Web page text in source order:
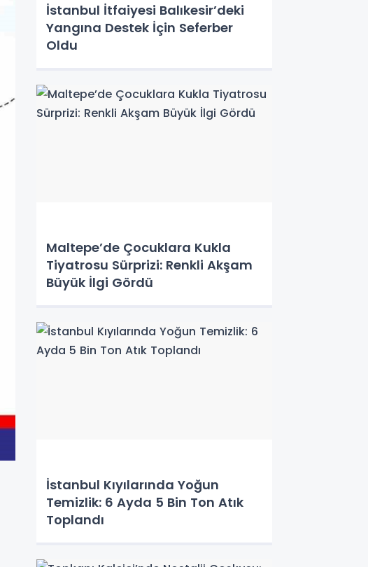
İstanbul İtfaiyesi Balıkesir’deki
Yangına Destek İçin Seferber
Oldu
Maltepe’de Çocuklara Kukla
Tiyatrosu Sürprizi: Renkli Akşam
Büyük İlgi Gördü
İstanbul Kıyılarında Yoğun
Temizlik: 6 Ayda 5 Bin Ton Atık
Toplandı